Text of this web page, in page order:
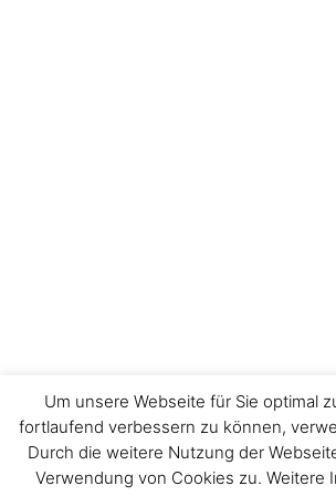
Impressum
Um unsere Webseite für Sie optimal
fortlaufend verbessern zu können,
Durch die weitere Nutzung der
Verwendung von Cookies zu. Weitere